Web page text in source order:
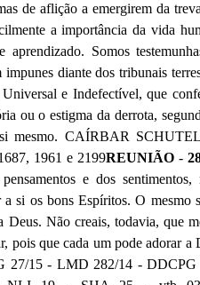
de aflição a emergirem da
a importância da vida
aprendizado. Somos
impunes diante dos tribunais
e Indefectível, que
ou o estigma da derrota,
mesmo. CAÍRBAR
1961 e 2199REUNIÃO-
e dos sentimentos,
si os bons Espíritos. O mesmo
Deus. Não creais, todavia, que
pois que cada um pode adorar a
27/15 - LMD 282/14 -